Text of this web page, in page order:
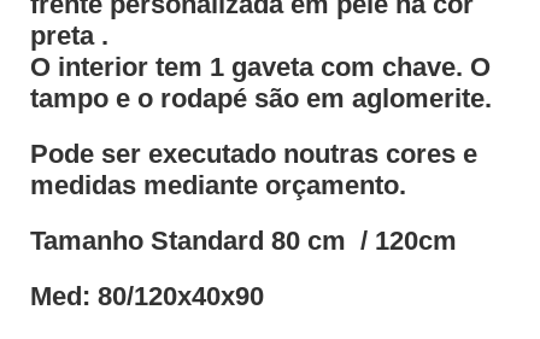
preta .
O interior tem 1 gaveta com chave. O
tampo e o rodapé são em aglomerite.
Pode ser executado noutras cores e
medidas mediante orçamento.
Tamanho Standard 80 cm / 120cm
Med: 80/120x40x90